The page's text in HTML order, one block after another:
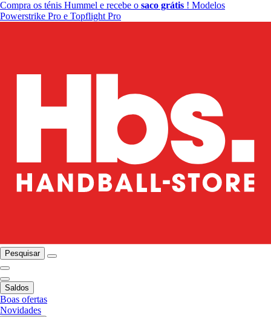
Compra os ténis Hummel e recebe o saco grátis ! Modelos
Powerstrike Pro e Topflight Pro
Pesquisar
Saldos
Boas ofertas
Novidades